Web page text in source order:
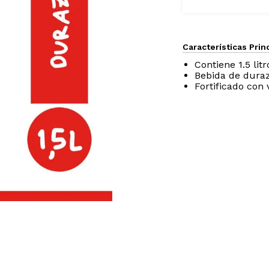
Características
Contiene 1.5
Bebida de
Fortificado con